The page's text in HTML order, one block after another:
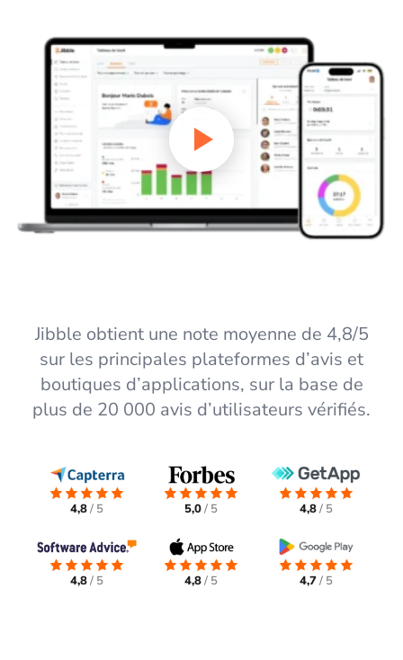
Jibble obtient une note moyenne de 4,8/5
sur les principales plateformes d’avis et
boutiques d’applications, sur la base de
plus de 20 000 avis d’utilisateurs vérifiés.
4,8/ 5 5,0/ 5 4,8/ 5
4,8/ 5 4,8/ 5 4,7/ 5